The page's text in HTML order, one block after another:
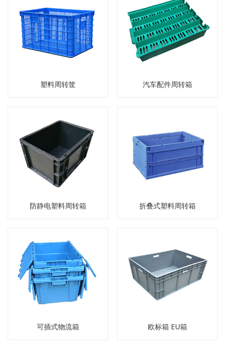
塑料周转筐 汽车配件周转箱
防静电塑料周转箱 折叠式塑料周转箱
可插式物流箱 欧标箱 EU箱